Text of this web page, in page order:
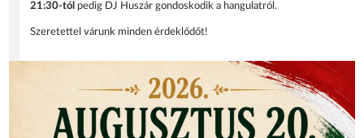
21:30-tól pedig DJ Huszár gondoskodik a hangulatról.
Szeretettel várunk minden érdeklődőt!